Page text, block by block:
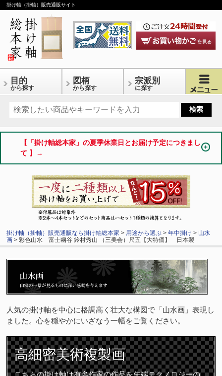
掛け軸（掛軸）販売通販サイト
目的
から探す
図柄
から探す
宗派別
に探す
【「掛け軸総本家」の夏季休業日とお届け予定につきまし
て 】→
掛け軸（掛軸）販売通販なら掛け軸総本家 > 用途から選ぶ >年中掛け > 山水
画 > 彩色山水 富士幽谷 鈴村秀山 （三美会）尺五【大特価】 日本製
人気の掛け軸を中心に格調高く壮大な構図で「山水画」表現し
ました。心を穏やかにいざなう一幅をご覧ください。
高細密美術複製画
こちらの掛け軸は有名作家の作品を先端テクノロジーの